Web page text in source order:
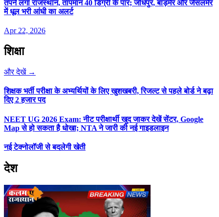
तपने लगा राजस्थान, तापमान 40 डिग्री के पार; जोधपुर, बाड़मेर और जैसलमेर
में धूल भरी आंधी का अलर्ट
Apr 22, 2026
शिक्षा
और देखें →
शिक्षक भर्ती परीक्षा के अभ्यर्थियों के लिए खुशखबरी, रिजल्ट से पहले बोर्ड ने बढ़ा
दिए 2 हजार पद
NEET UG 2026 Exam: नीट परीक्षार्थी खुद जाकर देखें सेंटर, Google
Map से हो सकता है धोखा; NTA ने जारी की नई गाइडलाइन
नई टेक्नोलॉजी से बदलेगी खेती
देश